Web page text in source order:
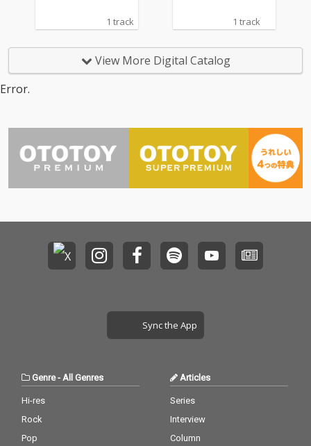
1 track 1 track
View More Digital Catalog
Error.
Sync the App
Genre- All Genres
Hi-res
Rock
Pop
Articles
Series
Interview
Column